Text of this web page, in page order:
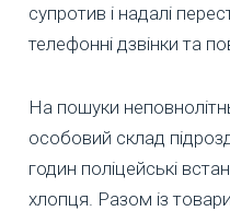
супротив і надалі
телефонні дзвінки та
На пошуки
особовий склад
годин поліцейські
хлопця. Разом із